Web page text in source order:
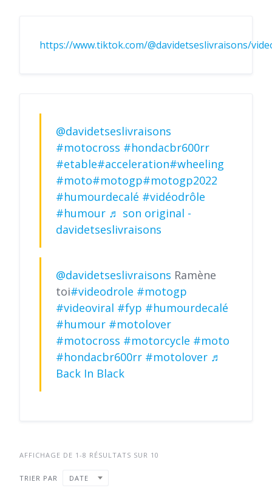
https://www.tiktok.com/@davidetseslivraisons/
@davidetseslivraisons
#motocross #hondacbr600rr
#etable#acceleration#wheeling
#moto#motogp#motogp2022
#humourdecalé #vidéodrôle
#humour ♬ son original -
davidetseslivraisons
@davidetseslivraisons Ramène
toi#videodrole #motogp
#videoviral #fyp #humourdecalé
#humour #motolover
#motocross #motorcycle #moto
#hondacbr600rr #motolover ♬
Back In Black
AFFICHAGE DE 1-8 RÉSULTATS SUR 10
TRIER PAR DATE